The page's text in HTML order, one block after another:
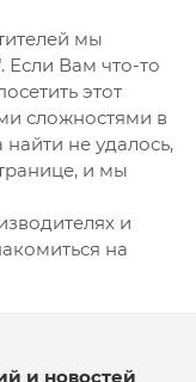
мы
Если Вам что-то
этот
сложностями в
не удалось,
и мы
и
на
и новостей